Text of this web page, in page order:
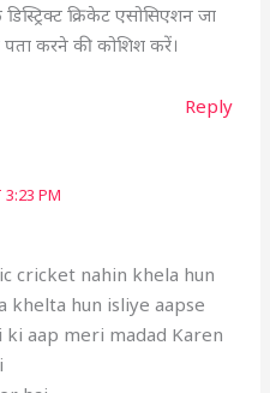
क्रिकेट एसोसिएशन जा
करने की कोशिश करें।
Reply
3:23 PM
cricket nahin khela hun
khelta hun isliye aapse
aap meri madad Karen